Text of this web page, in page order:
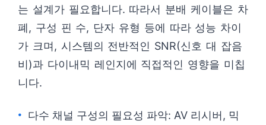
는 설계가 필요합니다. 따라서 분배 케이블은 차
폐, 구성 핀 수, 단자 유형 등에 따라 성능 차이
가 크며, 시스템의 전반적인 SNR(신호 대 잡음
비)과 다이내믹 레인지에 직접적인 영향을 미칩
니다.
다수 채널 구성의 필요성 파악: AV 리시버, 믹